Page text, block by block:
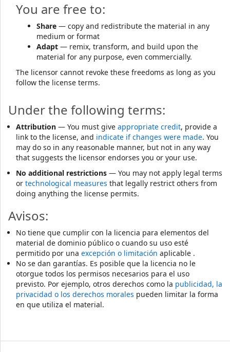
You are free to:
Share — copy and redistribute the material in any
medium or format
Adapt — remix, transform, and build upon the
material for any purpose, even commercially.
The licensor cannot revoke these freedoms as long as you
follow the license terms.
Under the following terms:
Attribution — You must give appropriate credit, provide a
link to the license, and indicate if changes were made. You
may do so in any reasonable manner, but not in any way
that suggests the licensor endorses you or your use.
No additional restrictions — You may not apply legal terms
or technological measures that legally restrict others from
doing anything the license permits.
Avisos:
No tiene que cumplir con la licencia para elementos del
material de dominio público o cuando su uso esté
permitido por una excepción o limitación aplicable .
No se dan garantías. Es posible que la licencia no le
otorgue todos los permisos necesarios para el uso
previsto. Por ejemplo, otros derechos como la publicidad, la
privacidad o los derechos morales pueden limitar la forma
en que utiliza el material.